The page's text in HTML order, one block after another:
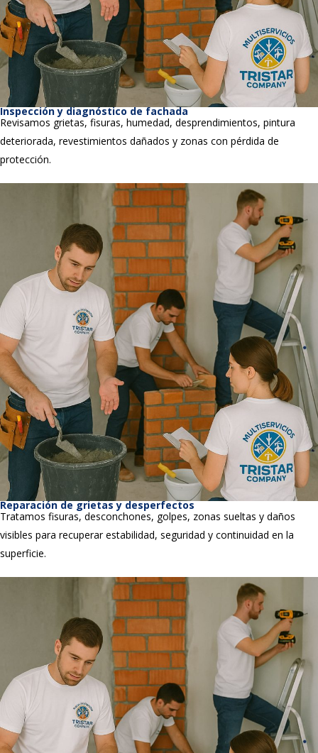
Inspección y diagnóstico de fachada
Revisamos grietas, fisuras, humedad, desprendimientos, pintura
deteriorada, revestimientos dañados y zonas con pérdida de
protección.
Reparación de grietas y desperfectos
Tratamos fisuras, desconchones, golpes, zonas sueltas y daños
visibles para recuperar estabilidad, seguridad y continuidad en la
superficie.